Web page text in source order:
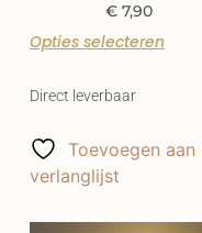
€ 7,90
Opties selecteren
Direct leverbaar
Toevoegen aan
verlanglijst